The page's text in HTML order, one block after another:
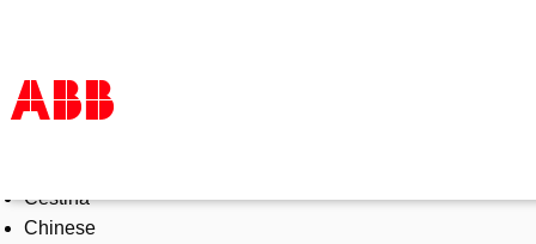
Products & Solutions
Industries
Čeština
Chinese